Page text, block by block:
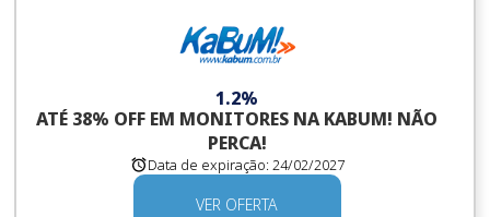
1.2%
ATÉ 38% OFF EM MONITORES NA KABUM! NÃO
PERCA!
Data de expiração: 24/02/2027
VER OFERTA